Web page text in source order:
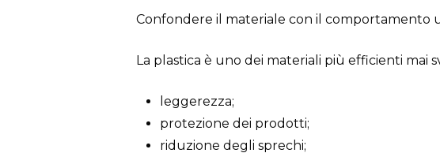
Confondere il materiale con il
La plastica è uno dei materiali più efficienti mai
leggerezza;
protezione dei prodotti;
riduzione degli sprechi;